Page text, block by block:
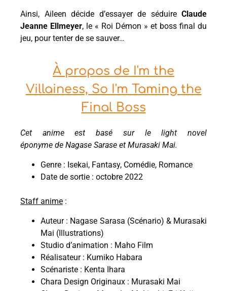
Ainsi, Aileen décide d’essayer de séduire Claude
Jeanne Ellmeyer, le « Roi Démon » et boss final du
jeu, pour tenter de se sauver…
À propos de I'm the
Villainess, So I'm Taming the
Final Boss
Cet anime est basé sur le light novel
éponyme de Nagase Sarase et Murasaki Mai.
Genre : Isekai, Fantasy, Comédie, Romance
Date de sortie : octobre 2022
Staff anime :
Auteur : Nagase Sarasa (Scénario) & Murasaki
Mai (Illustrations)
Studio d’animation : Maho Film
Réalisateur : Kumiko Habara
Scénariste : Kenta Ihara
Chara Design Originaux : Murasaki Mai